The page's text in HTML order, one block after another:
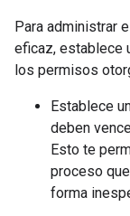
Para administrar
eficaz, establece
los permisos
Establece
deben
Esto te
proceso
forma